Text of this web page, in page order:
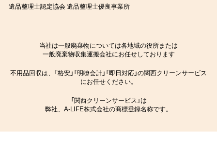
遺品整理士認定協会 遺品整理士優良事業所
当社は一般廃棄物については各地域の役所または
一般廃棄物収集運搬会社にお任せしております
不用品回収は、「格安」「明瞭会計」「即日対応」の関西クリーンサービス
にお任せください。
「関西クリーンサービス」は
弊社、A-LIFE株式会社の商標登録名称です。